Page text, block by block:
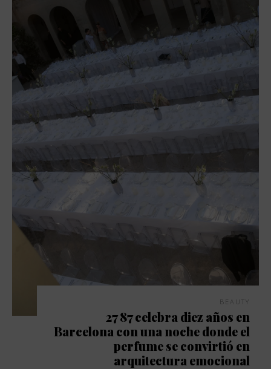
BEAUTY
27 87 celebra diez años en
Barcelona con una noche donde el
perfume se convirtió en
arquitectura emocional